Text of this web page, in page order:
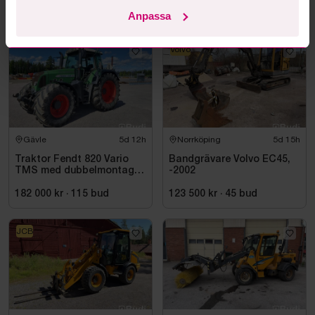
Anpassa0 kr
Gävle 5d 12h
Traktor Fendt 820 Vario
TMS med dubbelmontage
182 000 kr · 115 bud
Norrköping 5d 15h
Bandgrävare Volvo EC45,
-2002
123 500 kr · 45 bud
Volvo
JCB